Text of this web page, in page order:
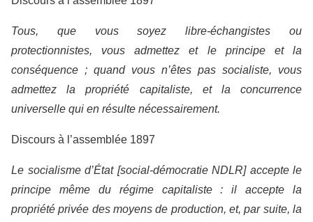
Tous, que vous soyez libre-échangistes ou
protectionnistes, vous admettez et le principe et la
conséquence ; quand vous n’êtes pas socialiste, vous
admettez la propriété capitaliste, et la concurrence
universelle qui en résulte nécessairement.
Discours à l’assemblée 1897
Le socialisme d’État [social-démocratie NDLR] acceptele
principe même du régime capitaliste : il accepte la
propriété privée des moyens de production, et, par suite, la